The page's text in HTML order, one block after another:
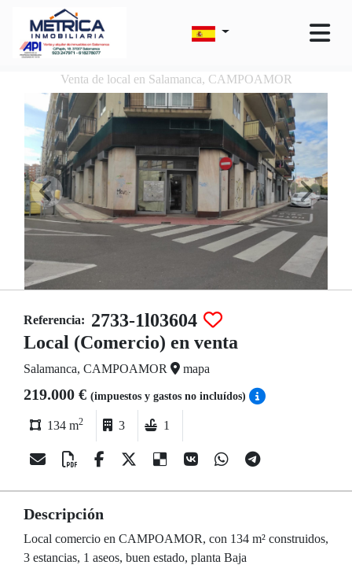
Venta de local en Salamanca, CAMPOAMOR
Referencia: 2733-1l03604
Local (Comercio) en venta
Salamanca, CAMPOAMOR mapa
219.000 € (impuestos y gastos no incluídos)
134 m2 3 1
Descripción
Local comercio en CAMPOAMOR, con 134 m² construidos,
3 estancias, 1 aseos, buen estado, planta Baja